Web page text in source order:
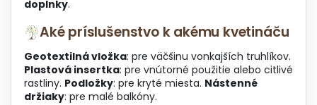
i
u
doplnky.
Aké príslušenstvo k akému kvetináču
Geotextilná vložka: pre väčšinu vonkajších truhlíkov.
Plastová insertka: pre vnútorné použitie alebo citlivé
rastliny. Podložky: pre kryté miesta. Nástenné
držiaky: pre malé balkóny.